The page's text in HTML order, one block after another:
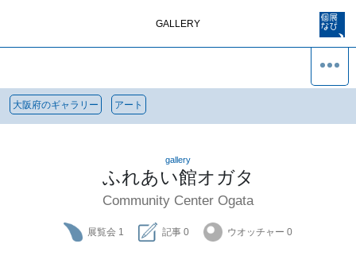
GALLERY
大阪府のギャラリー アート
gallery
ふれあい館オガタ
Community Center Ogata
展覧会 1 記事 0 ウオッチャー 0